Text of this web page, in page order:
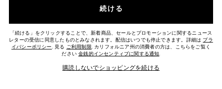
続ける
「続ける」をクリックすることで、新着商品、セールとプロモーションに関するニュース
レターの受信に同意したものとみなされます。配信はいつでも停止できます。詳細は プラ
イバシーポリシー. 見る ご利用制限. カリフォルニア州の消費者の方は、こちらをご覧く
ださい金銭的インセンティブに関する通知.
購読しないでショッピングを続ける